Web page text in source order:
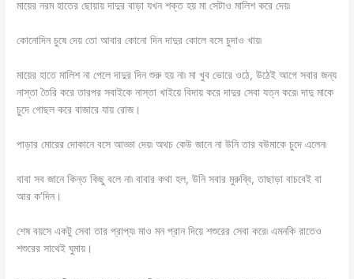
মায়ের নরম হাতের ছোয়ায় দাদুর বাড়া যখন শক্ত হয় মা সেটাও মালিশ করে দেয়৷
কোনোদিন চুষে দেয় তো আবার কোনো দিন দাদুর কোলে বসে চুদাও খায়৷
মায়ের হাতে মালিশ না পেলে দাদুর দিন শুরু হয় না৷ মা খুব ভোরে ওঠে, উঠেই আগে সবার জন্য
নাস্তা তৈরি করে তারপর সবাইকে নাস্তা খাইয়ে বিদায় করে দাদুর সেবা যত্ন করে৷ দাদু মাকে
চুদে গোছল করে বাজারে যায় রোজ।
পাড়ার মোরের দোকানে বসে আড্ডা দেয়৷ অথচ কেউ জানে না উনি তার বউমাকে চুদে এলেন৷
বাবা সব জানে কিন্ত কিছু বলে না৷ বাবার কথা হল, উনি সবার মুরুব্বি, তাছাড়া বাচবেই বা
আর ক’দিন।
শেষ বয়সে একটু সেবা তার প্রাপ্য৷ মাও মন প্রান দিয়ে শশুরের সেবা করে৷ এমনকি রাতেও
শশুরের সাথেই ঘুমায়।